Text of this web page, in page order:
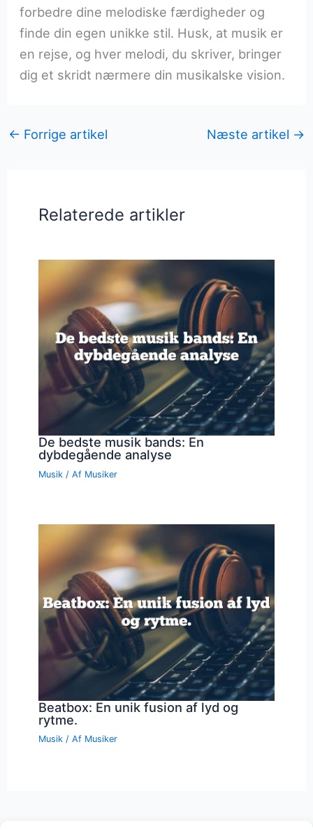
forbedre dine melodiske færdigheder og
finde din egen unikke stil. Husk, at musik er
en rejse, og hver melodi, du skriver, bringer
dig et skridt nærmere din musikalske vision.
← Forrige artikel Næste artikel →
Relaterede artikler
De bedste musik bands: En
dybdegående analyse
Musik / Af Musiker
Beatbox: En unik fusion af lyd og
rytme.
Musik / Af Musiker